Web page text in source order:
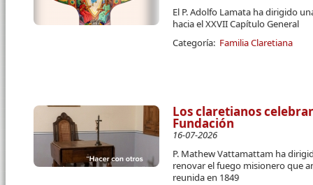
El P. Adolfo Lamata ha dirigido
hacia el XXVII Capítulo General
Categoría: Familia Claretiana
Los claretianos
Fundación
16-07-2026
P. Mathew Vattamattam ha
renovar el fuego misionero que
reunida en 1849